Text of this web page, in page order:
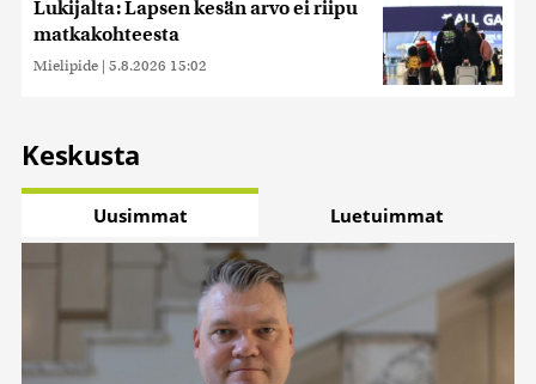
Lukijalta: Lapsen kesän arvo ei riipu
matkakohteesta
Mielipide | 5.8.2026 15:02
Keskusta
Uusimmat Luetuimmat